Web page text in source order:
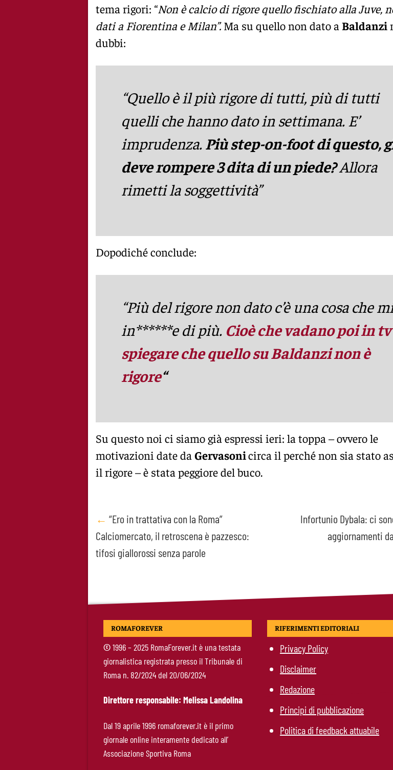
tema rigori: “Non è calcio di rigore quello fischiato alla Juve,
dati a Fiorentina e Milan”.Ma su quello non dato a Baldanzi
dubbi:
“Quello è il più rigore di tutti, più di tutti
quelli che hanno dato in settimana. E’
imprudenza.Più step-on-foot di questo,
deve rompere 3 dita di un piede?Allora
rimetti la soggettività”
Dopodiché conclude:
“Più del rigore non dato c’è una cosa che
in******e di più. Cioè che vadano poi in
spiegare che quello su Baldanzi non è
rigore“
Su questo noi ci siamo già espressi ieri: la toppa – ovvero le
motivazioni date da Gervasonicirca il perché non sia stato
il rigore – è stata peggiore del buco.
Post
navigation
← “Ero in trattativa con la Roma”
Calciomercato, il retroscena è pazzesco:
tifosi giallorossi senza parole
Infortunio Dybala: ci
aggiornamenti
ROMAFOREVER
©1996 – 2025 RomaForever.it è una testata
giornalistica registrata presso il Tribunale di
Roma n. 82/2024 del 20/06/2024
Direttore responsabile: Melissa Landolina
Dal 19 aprile 1996 romaforever.it è il primo
giornale online interamente dedicato all’
Associazione Sportiva Roma
RIFERIMENTI EDITORIALI
Privacy Policy
Disclaimer
Redazione
Principi di pubblicazione
Politica di feedback attuabile